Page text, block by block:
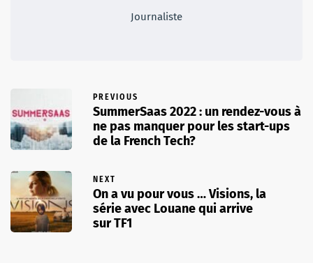
Journaliste
PREVIOUS
SummerSaas 2022 : un rendez-vous à
ne pas manquer pour les start-ups
de la French Tech?
NEXT
On a vu pour vous … Visions, la
série avec Louane qui arrive
sur TF1